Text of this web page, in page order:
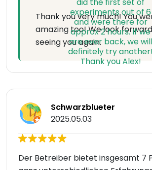
Thank you very much! You
amazing too! We look
seeing you again.
Schwarzblueter
2025.05.03
Der Betreiber bietet insgesamt 7